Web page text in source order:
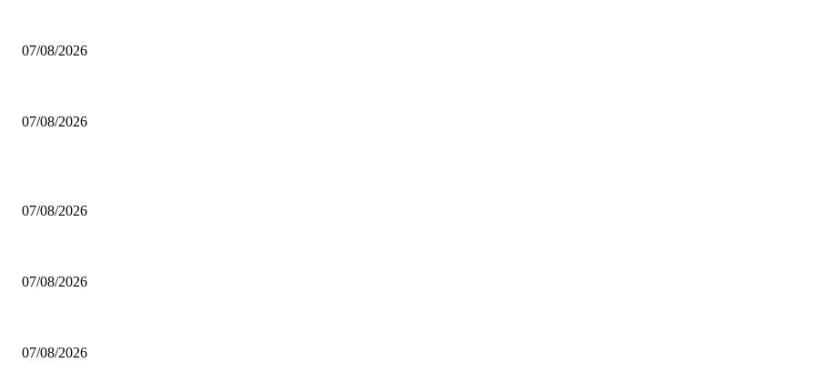
07/08/2026
07/08/2026
07/08/2026
07/08/2026
07/08/2026